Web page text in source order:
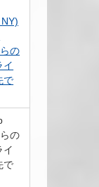
の
イ
で
の
イ
で